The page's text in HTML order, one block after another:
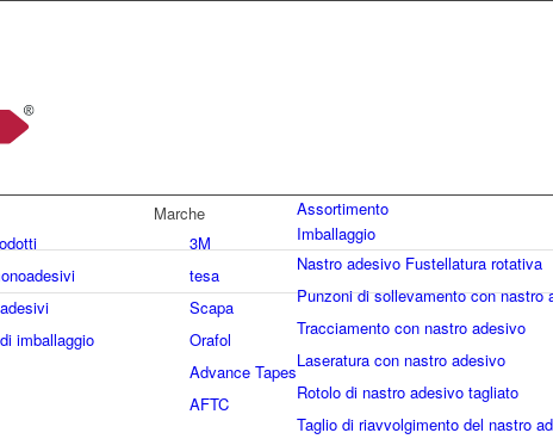
Assortimento
imballaggio
Marche
3M
tesa
Scapa
Orafol
Advance Tapes
AFTC
Imballaggio
Nastro adesivo Fustellatura rotativa
Punzoni di sollevamento con nastro
Tracciamento con nastro adesivo
Laseratura con nastro adesivo
Rotolo di nastro adesivo tagliato
Taglio di riavvolgimento del nastro